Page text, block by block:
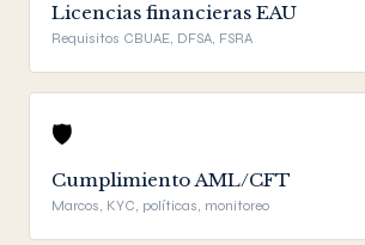
Licencias financieras EAU
Requisitos CBUAE, DFSA, FSRA
🛡️
Cumplimiento AML/CFT
Marcos, KYC, políticas, monitoreo